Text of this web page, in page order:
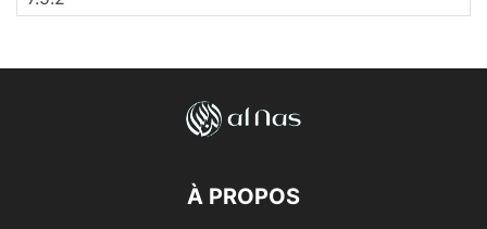
À PROPOS